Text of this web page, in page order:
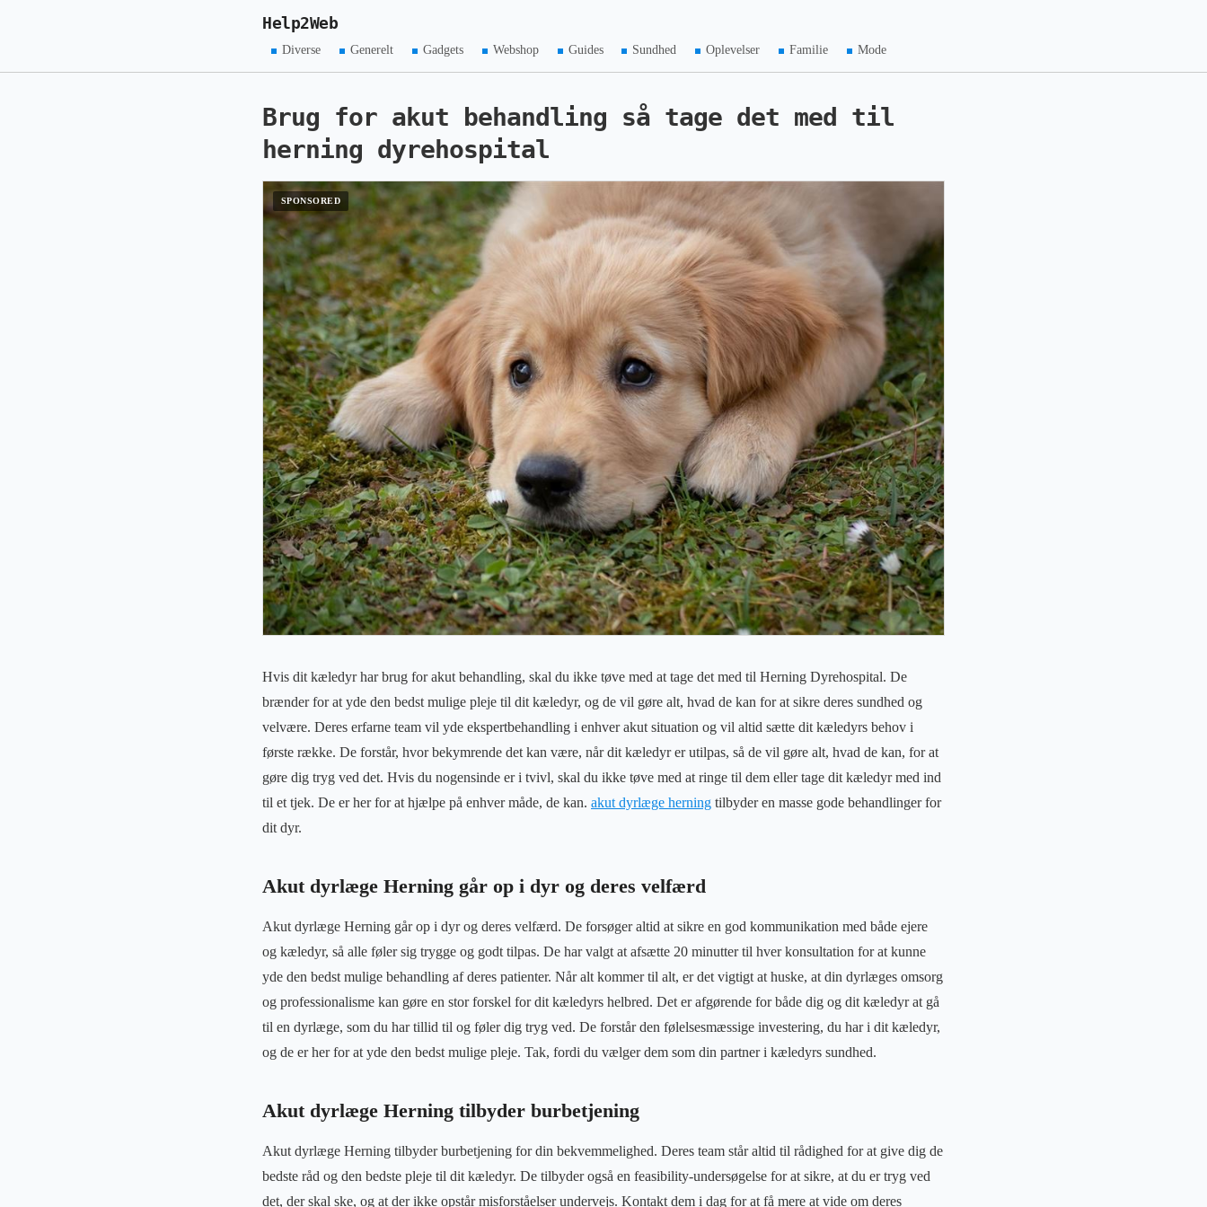
Help2Web
Diverse Generelt Gadgets Webshop Guides Sundhed Oplevelser Familie Mode
Brug for akut behandling så tage det med til
herning dyrehospital
Hvis dit kæledyr har brug for akut behandling, skal du ikke tøve med at tage det med til Herning Dyrehospital. De
brænder for at yde den bedst mulige pleje til dit kæledyr, og de vil gøre alt, hvad de kan for at sikre deres sundhed og
velvære. Deres erfarne team vil yde ekspertbehandling i enhver akut situation og vil altid sætte dit kæledyrs behov i
første række. De forstår, hvor bekymrende det kan være, når dit kæledyr er utilpas, så de vil gøre alt, hvad de kan, for at
gøre dig tryg ved det. Hvis du nogensinde er i tvivl, skal du ikke tøve med at ringe til dem eller tage dit kæledyr med ind
til et tjek. De er her for at hjælpe på enhver måde, de kan. akut dyrlæge herning tilbyder en masse gode behandlinger for
dit dyr.
Akut dyrlæge Herning går op i dyr og deres velfærd
Akut dyrlæge Herning går op i dyr og deres velfærd. De forsøger altid at sikre en god kommunikation med både ejere
og kæledyr, så alle føler sig trygge og godt tilpas. De har valgt at afsætte 20 minutter til hver konsultation for at kunne
yde den bedst mulige behandling af deres patienter. Når alt kommer til alt, er det vigtigt at huske, at din dyrlæges omsorg
og professionalisme kan gøre en stor forskel for dit kæledyrs helbred. Det er afgørende for både dig og dit kæledyr at gå
til en dyrlæge, som du har tillid til og føler dig tryg ved. De forstår den følelsesmæssige investering, du har i dit kæledyr,
og de er her for at yde den bedst mulige pleje. Tak, fordi du vælger dem som din partner i kæledyrs sundhed.
Akut dyrlæge Herning tilbyder burbetjening
Akut dyrlæge Herning tilbyder burbetjening for din bekvemmelighed. Deres team står altid til rådighed for at give dig de
bedste råd og den bedste pleje til dit kæledyr. De tilbyder også en feasibility-undersøgelse for at sikre, at du er tryg ved
det, der skal ske, og at der ikke opstår misforståelser undervejs. Kontakt dem i dag for at få mere at vide om deres